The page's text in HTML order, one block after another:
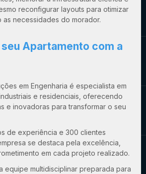
reconfigurar layouts para otimizar
necessidades do morador.
Apartamento com a
em Engenharia é especialista em
e residenciais, oferecendo
e inovadoras para transformar o seu
de experiência e 300 clientes
se destaca pela excelência,
em cada projeto realizado.
equipe multidisciplinar preparada para